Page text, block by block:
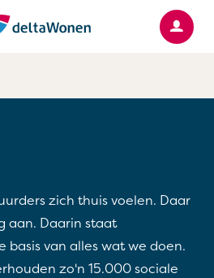
de homepage
zich thuis voelen. Daar
aan. Daarin staat
basis van alles wat we doen.
zo'n 15.000 sociale